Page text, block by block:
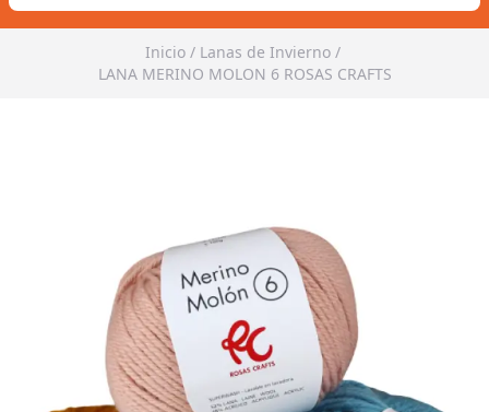
Inicio / Lanas de Invierno /
LANA MERINO MOLON 6 ROSAS CRAFTS